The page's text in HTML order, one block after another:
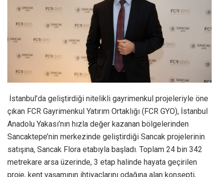
İstanbul’da geliştirdiği nitelikli gayrimenkul projeleriyle öne
çıkan FCR Gayrimenkul Yatırım Ortaklığı (FCR GYO), İstanbul
Anadolu Yakası’nın hızla değer kazanan bölgelerinden
Sancaktepe’nin merkezinde geliştirdiği Sancak projelerinin
satışına, Sancak Flora etabıyla başladı. Toplam 24 bin 342
metrekare arsa üzerinde, 3 etap halinde hayata geçirilen
proje, kent yaşamının ihtiyaçlarını odağına alan konsepti,